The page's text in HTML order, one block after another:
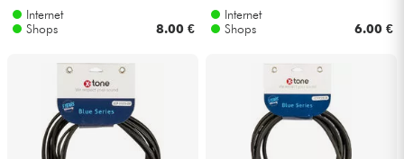
Internet
Shops
8.00 €
Internet
Shops
6.00 €